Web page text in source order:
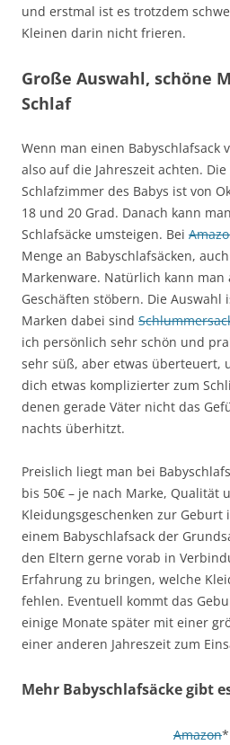
und erstmal ist es trotzdem
Kleinen darin nicht frieren.
Große Auswahl, schöne
Schlaf
Wenn man einen Babyschlafsack
also auf die Jahreszeit achten.
Schlafzimmer des Babys ist von
18 und 20 Grad. Danach kann
Schlafsäcke umsteigen. Bei
Menge an Babyschlafsäcken,
Markenware. Natürlich kann man
Geschäften stöbern. Die Auswahl
Marken dabei sind
ich persönlich sehr schön und
sehr süß, aber etwas überteuert,
dich etwas komplizierter zum
denen gerade Väter nicht das
nachts überhitzt.
Preislich liegt man bei
bis 50€ – je nach Marke, Qualität
Kleidungsgeschenken zur
einem Babyschlafsack der
den Eltern gerne vorab in
Erfahrung zu bringen, welche
fehlen. Eventuell kommt das
einige Monate später mit einer
einer anderen Jahreszeit zum
Mehr Babyschlafsäcke gibt
Amazon*